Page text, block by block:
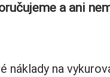
a ani
náklady na